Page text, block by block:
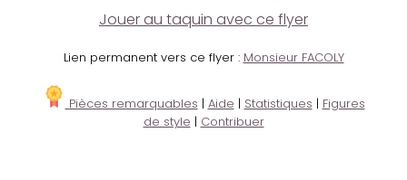
Jouer au taquin avec ce flyer
Lien permanent vers ce flyer : Monsieur FACOLY
Pièces remarquables | Aide | Statistiques | Figures
de style | Contribuer